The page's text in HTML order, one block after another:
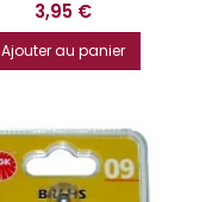
Prix
3,95 €
Ajouter au panier